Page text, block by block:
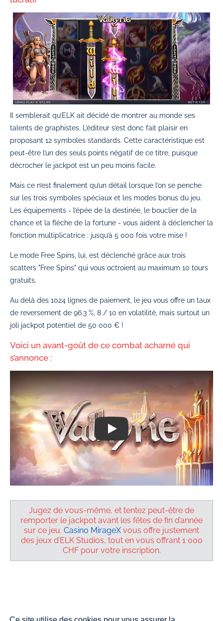
Il semblerait qu’ELK ait décidé de montrer au monde ses
talents de graphistes. L’éditeur s’est donc fait plaisir en
proposant 12 symboles standards. Cette caractéristique est
peut-être l’un des seuls points négatif de ce titre, puisque
décrocher le jackpot est un peu moins facile.
Mais ce n’est finalement qu’un détail lorsque l’on se penche
sur les trois symboles spéciaux et les modes bonus du jeu.
Les équipements - l’épée de la destinée, le bouclier de la
chance et la flèche de la fortune - vous aident à déclencher la
fonction multiplicatrice : jusqu’à 5 000 fois votre mise !
Le mode Free Spins, lui, est déclenché grâce aux trois
scatters "Free Spins" qui vous octroient au maximum 10 tours
gratuits.
Au delà des 1024 lignes de paiement, le jeu vous offre un taux
de reversement de 96.3 %, 8 / 10 en volatilité, mais surtout un
joli jackpot potentiel de 50 000 € !
Voici un avant-goût de ce combat acharné qui
s’annonce :
Play
Jugez de vous-même, et tentez peut-être de
remporter le jackpot avant les fêtes de fin d’année
sur ce jeu. Casino MirageX vous offre justement
des jeux d’ELK Studios, tout en vous offrant 1 000
CHF pour votre inscription.